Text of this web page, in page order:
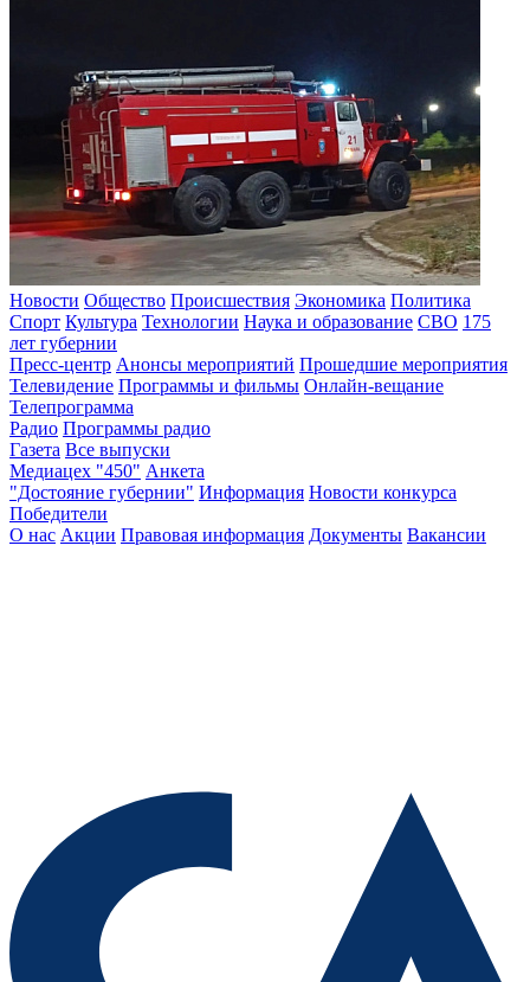
Новости Общество Происшествия Экономика Политика
Спорт Культура Технологии Наука и образование СВО 175
лет губернии
Пресс-центр Анонсы мероприятий Прошедшие мероприятия
Телевидение Программы и фильмы Онлайн-вещание
Телепрограмма
Радио Программы радио
Газета Все выпуски
Медиацех "450" Анкета
"Достояние губернии" Информация Новости конкурса
Победители
О нас Акции Правовая информация Документы Вакансии